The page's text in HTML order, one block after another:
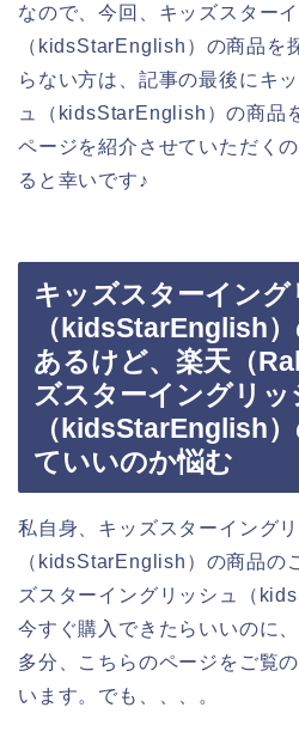
なので、今回、キッズスター
（kidsStarEnglish）の商品を
らない方は、記事の最後にキ
ュ（kidsStarEnglish）の商品
ページを紹介させていただく
ると幸いです♪
キッズスターイング
（kidsStarEnglish
あるけど、楽天（
ズスターイングリッ
（kidsStarEnglish
ていいのか悩む
私自身、キッズスターイングリ
（kidsStarEnglish）の商品の
ズスターイングリッシュ（
今すぐ購入できたらいいのに
多分、こちらのページをご覧
います。でも、、、。